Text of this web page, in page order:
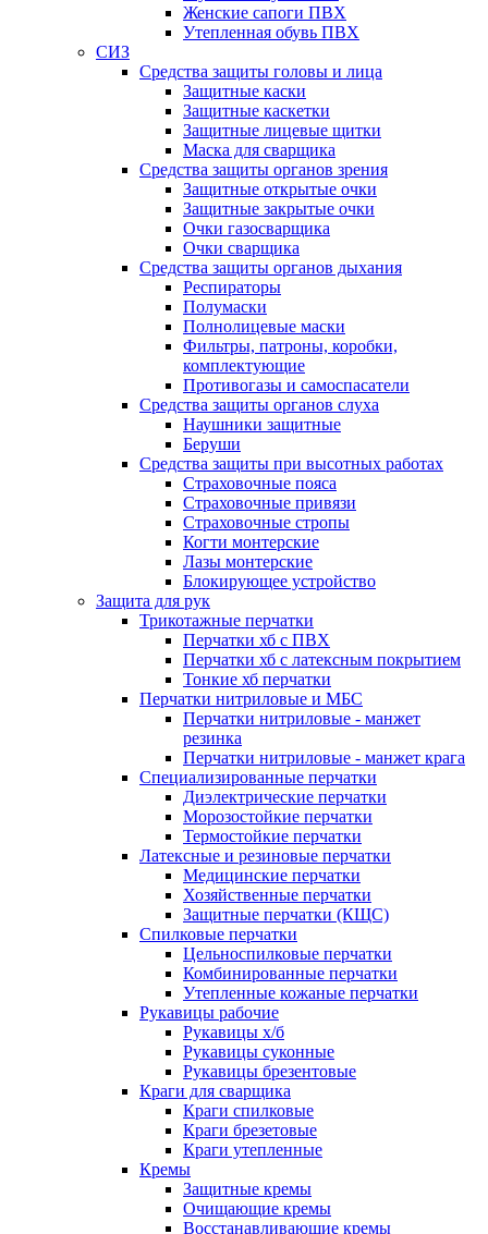
Женские сапоги ПВХ
Утепленная обувь ПВХ
СИЗ
Средства защиты головы и лица
Защитные каски
Защитные каскетки
Защитные лицевые щитки
Маска для сварщика
Средства защиты органов зрения
Защитные открытые очки
Защитные закрытые очки
Очки газосварщика
Очки сварщика
Средства защиты органов дыхания
Респираторы
Полумаски
Полнолицевые маски
Фильтры, патроны, коробки,
комплектующие
Противогазы и самоспасатели
Средства защиты органов слуха
Наушники защитные
Беруши
Средства защиты при высотных работах
Страховочные пояса
Страховочные привязи
Страховочные стропы
Когти монтерские
Лазы монтерские
Блокирующее устройство
Защита для рук
Трикотажные перчатки
Перчатки хб с ПВХ
Перчатки хб с латексным покрытием
Тонкие хб перчатки
Перчатки нитриловые и МБС
Перчатки нитриловые - манжет
резинка
Перчатки нитриловые - манжет крага
Специализированные перчатки
Диэлектрические перчатки
Морозостойкие перчатки
Термостойкие перчатки
Латексные и резиновые перчатки
Медицинские перчатки
Хозяйственные перчатки
Защитные перчатки (КЩС)
Спилковые перчатки
Цельноспилковые перчатки
Комбинированные перчатки
Утепленные кожаные перчатки
Рукавицы рабочие
Рукавицы х/б
Рукавицы суконные
Рукавицы брезентовые
Краги для сварщика
Краги спилковые
Краги брезетовые
Краги утепленные
Кремы
Защитные кремы
Очищающие кремы
Восстанавливающие кремы